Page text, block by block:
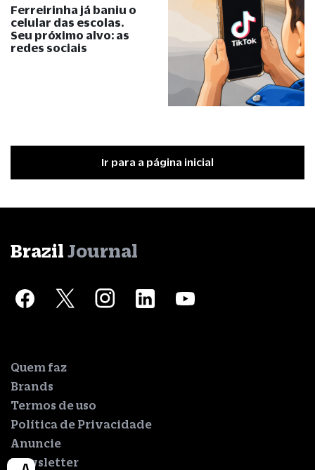
Ferreirinha já baniu o
celular das escolas.
Seu próximo alvo: as
redes sociais
Ir para a página inicial
Brazil Journal
Quem faz
Brands
Termos de uso
Política de Privacidade
Anuncie
Newsletter